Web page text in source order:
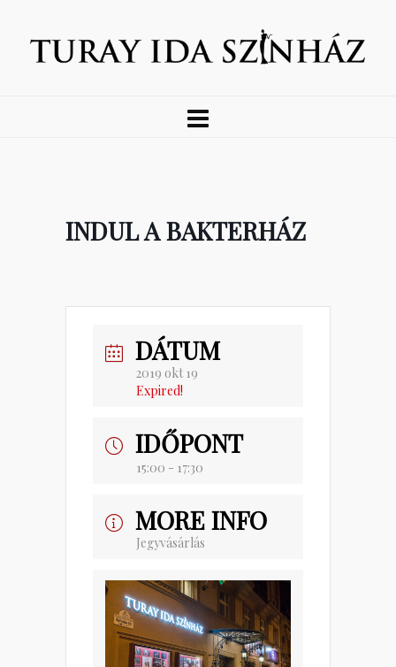
INDUL A BAKTERHÁZ
DÁTUM
2019 okt 19
Expired!
IDŐPONT
15:00 - 17:30
MORE INFO
Jegyvásárlás